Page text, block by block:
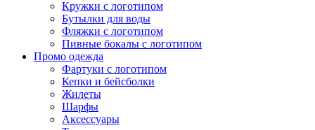
Кружки с логотипом
Бутылки для воды
Фляжки с логотипом
Пивные бокалы с логотипом
Промо одежда
Фартуки с логотипом
Кепки и бейсболки
Жилеты
Шарфы
Аксессуары